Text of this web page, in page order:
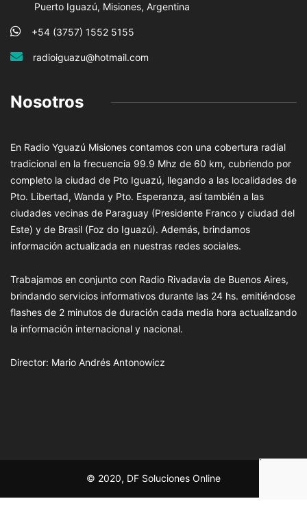
Puerto Iguazú, Misiones, Argentina
+54 (3757) 1552 5155
radioiguazu@hotmail.com
Nosotros
En Radio Yguazú Misiones contamos con una cobertura radial
tradicional en la frecuencia 99.9 Mhz de 60 km, cubriendo por
completo la ciudad de Pto Iguazú, llegando a las localidades de
Pto. Libertad, Wanda y Pto. Esperanza, así también a las
ciudades vecinas de Paraguay (Presidente Franco y ciudad del
Este) y de Brasil (Foz do Iguazú). Además, brindamos
información actualizada en nuestras redes sociales.
Trabajamos en conjunto con Radio Rivadavia de Buenos Aires,
brindando servicios informativos durante las 24 hs. emitiéndose
flashes de 2 minutos de duración cada media hora actualizando
la información internacional y nacional.
Director: Mario Andrés Antonowicz
© 2020, DF Soluciones Online